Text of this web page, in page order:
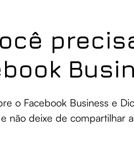
o Facebook Business e
não deixe de compartilhar